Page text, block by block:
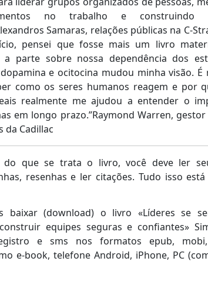
no trabalho e construindo
Samaras, relações públicas na C-
pensei que fosse mais um livro
a parte sobre nossa dependência dos
e ocitocina mudou minha visão. É
como os seres humanos reagem e por
realmente me ajudou a entender o
em longo prazo.”Raymond Warren,
da Cadillac
do que se trata o livro, você deve ler
resenhas e ler citações. Tudo isso
baixar (download) o livro «Líderes se
equipes seguras e confiantes»
e sms nos formatos epub,
e-book, telefone Android, iPhone, PC